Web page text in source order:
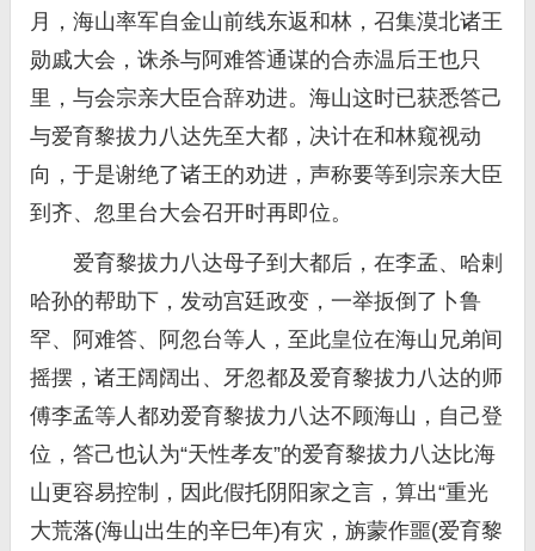
月，海山率军自金山前线东返和林，召集漠北诸王
勋戚大会，诛杀与阿难答通谋的合赤温后王也只
里，与会宗亲大臣合辞劝进。海山这时已获悉答己
与爱育黎拔力八达先至大都，决计在和林窥视动
向，于是谢绝了诸王的劝进，声称要等到宗亲大臣
到齐、忽里台大会召开时再即位。
爱育黎拔力八达母子到大都后，在李孟、哈剌
哈孙的帮助下，发动宫廷政变，一举扳倒了卜鲁
罕、阿难答、阿忽台等人，至此皇位在海山兄弟间
摇摆，诸王阔阔出、牙忽都及爱育黎拔力八达的师
傅李孟等人都劝爱育黎拔力八达不顾海山，自己登
位，答己也认为“天性孝友”的爱育黎拔力八达比海
山更容易控制，因此假托阴阳家之言，算出“重光
大荒落(海山出生的辛巳年)有灾，旃蒙作噩(爱育黎